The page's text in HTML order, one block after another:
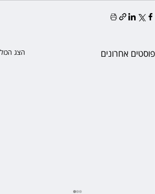
פוסטים אחרונים הצג הכול